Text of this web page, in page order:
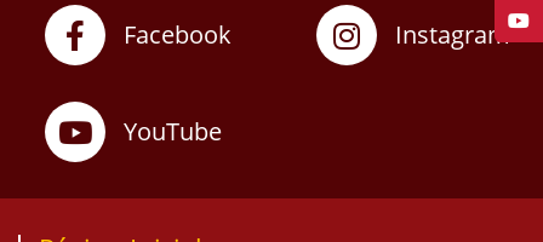
Facebook Instagram
YouTube